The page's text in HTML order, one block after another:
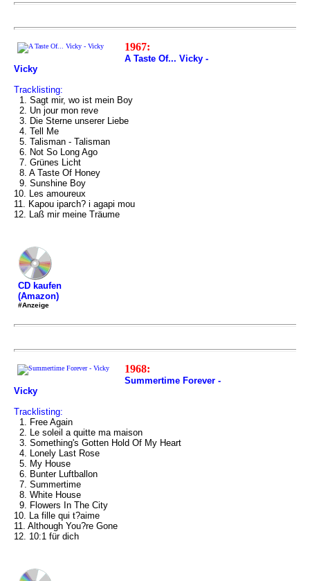
1967:
A Taste Of... Vicky -
Vicky
Tracklisting:
1. Sagt mir, wo ist mein Boy
2. Un jour mon reve
3. Die Sterne unserer Liebe
4. Tell Me
5. Talisman - Talisman
6. Not So Long Ago
7. Grünes Licht
8. A Taste Of Honey
9. Sunshine Boy
10. Les amoureux
11. Kapou iparch? i agapi mou
12. Laß mir meine Träume
CD kaufen
(Amazon)
#Anzeige
1968:
Summertime Forever -
Vicky
Tracklisting:
1. Free Again
2. Le soleil a quitte ma maison
3. Something's Gotten Hold Of My Heart
4. Lonely Last Rose
5. My House
6. Bunter Luftballon
7. Summertime
8. White House
9. Flowers In The City
10. La fille qui t?aime
11. Although You?re Gone
12. 10:1 für dich